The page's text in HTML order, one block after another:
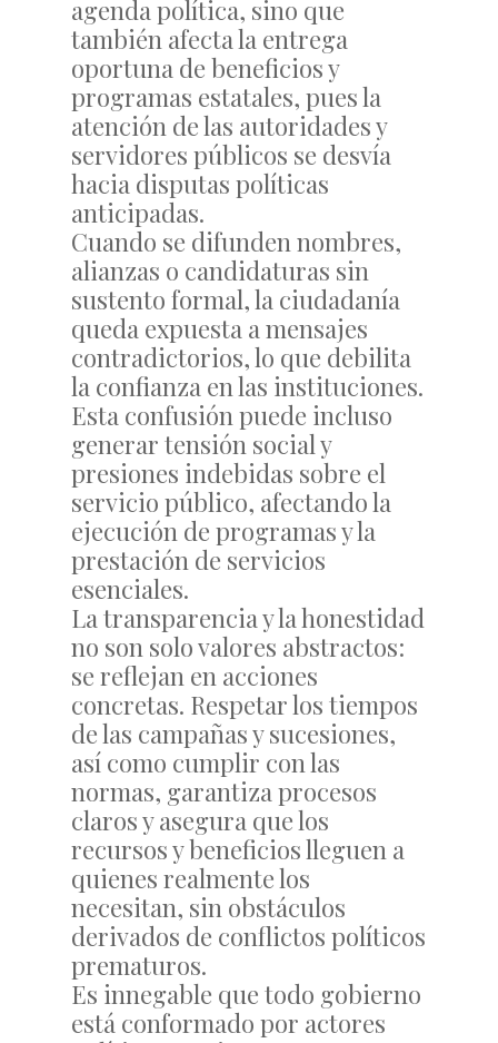
agenda política, sino que
también afecta la entrega
oportuna de beneficios y
programas estatales, pues la
atención de las autoridades y
servidores públicos se desvía
hacia disputas políticas
anticipadas.
Cuando se difunden nombres,
alianzas o candidaturas sin
sustento formal, la ciudadanía
queda expuesta a mensajes
contradictorios, lo que debilita
la confianza en las instituciones.
Esta confusión puede incluso
generar tensión social y
presiones indebidas sobre el
servicio público, afectando la
ejecución de programas y la
prestación de servicios
esenciales.
La transparencia y la honestidad
no son solo valores abstractos:
se reflejan en acciones
concretas. Respetar los tiempos
de las campañas y sucesiones,
así como cumplir con las
normas, garantiza procesos
claros y asegura que los
recursos y beneficios lleguen a
quienes realmente los
necesitan, sin obstáculos
derivados de conflictos políticos
prematuros.
Es innegable que todo gobierno
está conformado por actores